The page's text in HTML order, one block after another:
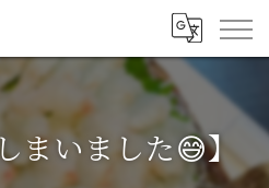
まいました😅】